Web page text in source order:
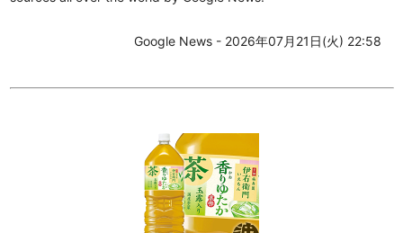
Google News - 2026年07月21日(火) 22:58